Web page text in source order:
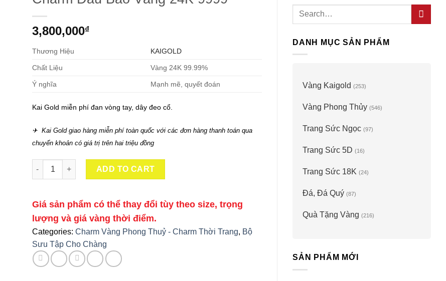
Search
DANH MỤC SẢN PHẨM
Vàng Kaigold (253)
Vàng Phong Thủy (546)
Trang Sức Ngọc (97)
Trang Sức 5D (16)
Trang Sức 18K (24)
Đá, Đá Quý (87)
Quà Tặng Vàng (216)
SẢN PHẨM MỚI
3,800,000₫
Thương Hiệu KAIGOLD
Chất Liệu Vàng 24K 99.99%
Ý nghĩa Mạnh mẽ, quyết đoán
Kai Gold miễn phí đan vòng tay, dây đeo cổ.
✈ Kai Gold giao hàng miễn phí toàn quốc với các đơn hàng thanh toán qua
chuyển khoản có giá trị trên hai triệu đồng
Charm Đầu Báo Vàng 24K 9999 quantity
ADD TO CART
Giá sản phẩm có thể thay đổi tùy theo size, trọng
lượng và giá vàng thời điểm.
Categories: Charm Vàng Phong Thuỷ - Charm Thời Trang, Bộ
Sưu Tập Cho Chàng